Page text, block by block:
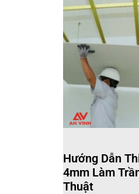
Hướng Dẫn
4mm Làm
Thuật